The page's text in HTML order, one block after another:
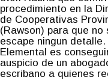
procedimiento en la
de Cooperativas
(Rawson) para que no
escape ningun detalle.
Elemental es
auspicio de un
escribano a quienes